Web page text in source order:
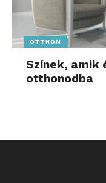
OTTHON
Színek, amik
otthonodba